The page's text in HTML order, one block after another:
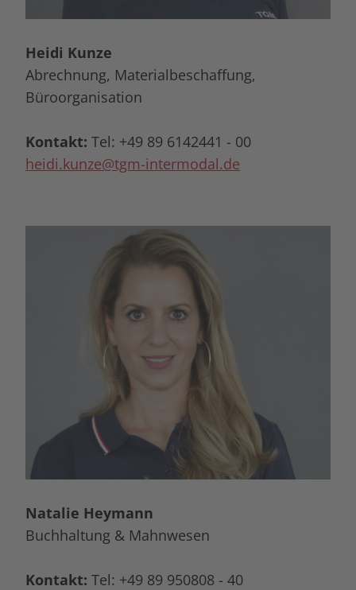
Heidi Kunze
Abrechnung, Materialbeschaffung,
Büroorganisation
Kontakt: Tel: +49 89 6142441 - 00
heidi.kunze@tgm-intermodal.de
Natalie Heymann
Buchhaltung & Mahnwesen
Kontakt: Tel: +49 89 950808 - 40